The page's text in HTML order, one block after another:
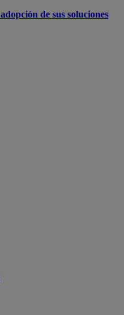
de sus soluciones